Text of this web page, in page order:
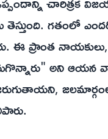
గతంలో
ఈ ప్రాంత
అని ఆయన